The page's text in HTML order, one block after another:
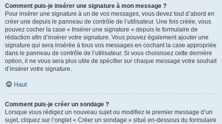
Comment puis-je insérer une signature à mon message ?
Pour insérer une signature à un de vos messages, vous devez tout d’abord en
créer une depuis le panneau de contrôle de l’utilisateur. Une fois créée, vous
pouvez cocher la case « Insérer une signature » depuis le formulaire de
rédaction afin d’insérer votre signature. Vous pouvez également ajouter une
signature qui sera insérée à tous vos messages en cochant la case appropriée
dans le panneau de contrôle de l’utilisateur. Si vous choisissez cette dernière
option, il ne vous sera plus utile de spécifier sur chaque message votre souhait
d’insérer votre signature.
Haut
Comment puis-je créer un sondage ?
Lorsque vous rédigez un nouveau sujet ou modifiez le premier message d’un
sujet, cliquez sur l’onglet « Créer un sondage » situé en-dessous du formulaire